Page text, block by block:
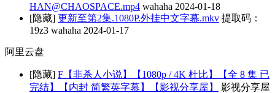
HAN@CHAOSPACE.mp4 wahaha 2024-01-18
[隐藏] 更新至第2集.1080P.外挂中文字幕.mkv 提取码：
19z3 wahaha 2024-01-17
阿里云盘
[隐藏] F【非杀人小说】【1080p / 4K 杜比】【全 8 集 已
完结】【内封 简繁英字幕】【影视分享屋】
影视分享屋